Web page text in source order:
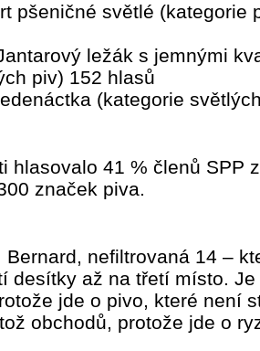
pšeničné světlé (kategorie
ležák s jemnými
piv) 152 hlasů
(kategorie
hlasovalo 41 % členů SPP
značek piva.
Bernard, nefiltrovaná 14 –
desítky až na třetí místo.
jde o pivo, které není
obchodů, protože jde o